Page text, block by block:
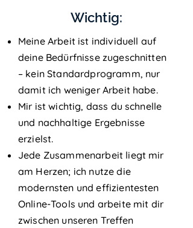
Wichtig:
Meine Arbeit ist individuell auf
deine Bedürfnisse zugeschnitten
– kein Standardprogramm, nur
damit ich weniger Arbeit habe.
Mir ist wichtig, dass du schnelle
und nachhaltige Ergebnisse
erzielst.
Jede Zusammenarbeit liegt mir
am Herzen; ich nutze die
modernsten und effizientesten
Online-Tools und arbeite mit dir
zwischen unseren Treffen